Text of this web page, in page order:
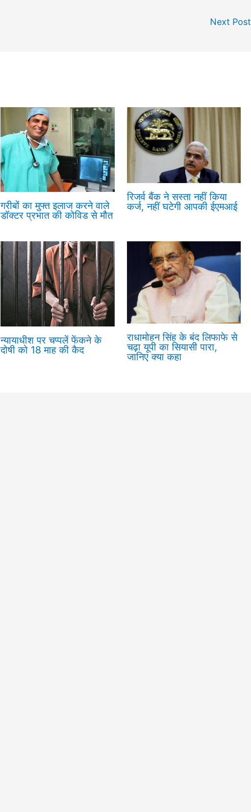
Next Post
गरीबों का मुफ्त इलाज करने वाले
डॉक्टर प्रभात की कोविड से मौत
रिजर्व बैंक ने सस्ता नहीं किया
कर्ज, नहीं घटेगी आपकी ईएमआई
न्यायाधीश पर चप्पलें फेंकने के
दोषी को 18 माह की कैद
राधामोहन सिंह के बंद लिफाफे से
चढ़ा यूपी का सियासी पारा,
जानिए क्या कहा